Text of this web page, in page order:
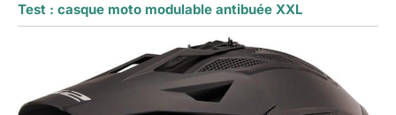
Test : casque moto modulable antibuée XXL